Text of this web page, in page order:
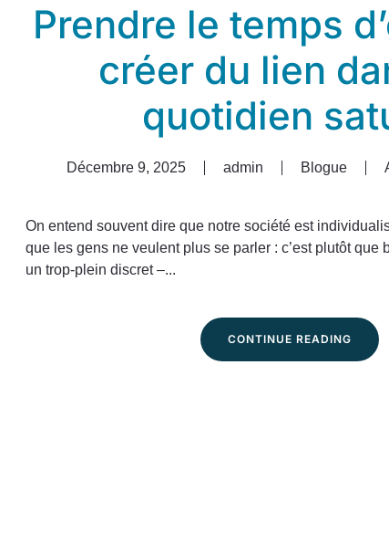
Prendre le temps
créer du lien
quotidien
Décembre 9, 2025 admin Blogue
On entend souvent dire que notre société est
que les gens ne veulent plus se parler : c’est plutôt que
un trop-plein discret –...
CONTINUE READING